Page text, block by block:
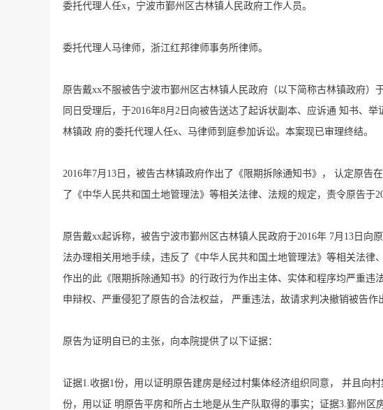
委托代理人任x，宁波市鄞州区古林镇人民政府工作人员。
委托代理人马律师，浙江红邦律师事务所律师。
原告戴xx不服被告宁波市鄞州区古林镇人民政府（以下简称古林镇政府）
同日受理后，于2016年8月2日向被告送达了起诉状副本、应诉通 知书、
林镇政 府的委托代理人任x、马律师到庭参加诉讼。本案现已审理终结。
2016年7月13日，被告古林镇政府作出了《限期拆除通知书》， 认定原
了《中华人民共和国土地管理法》等相关法律、法规的规定，责令原告
原告戴xx起诉称，被告宁波市鄞州区古林镇人民政府于2016年 7月13日
法办理相关用地手续，违反了《中华人民共和国土地管理法》等相关法
作出的此《限期拆除通知书》的行政行为作出主体、实体和程序均严重违
申辩权、严重侵犯了原告的合法权益， 严重违法，故请求判决撤销被告作
原告为证明自已的主张，向本院提供了以下证据：
证据1.收据1份，用以证明原告建房是经过村集体经济组织同意， 并且向
份，用以证 明原告平房和所占土地是从生产队取得的事实；证据3.鄞州